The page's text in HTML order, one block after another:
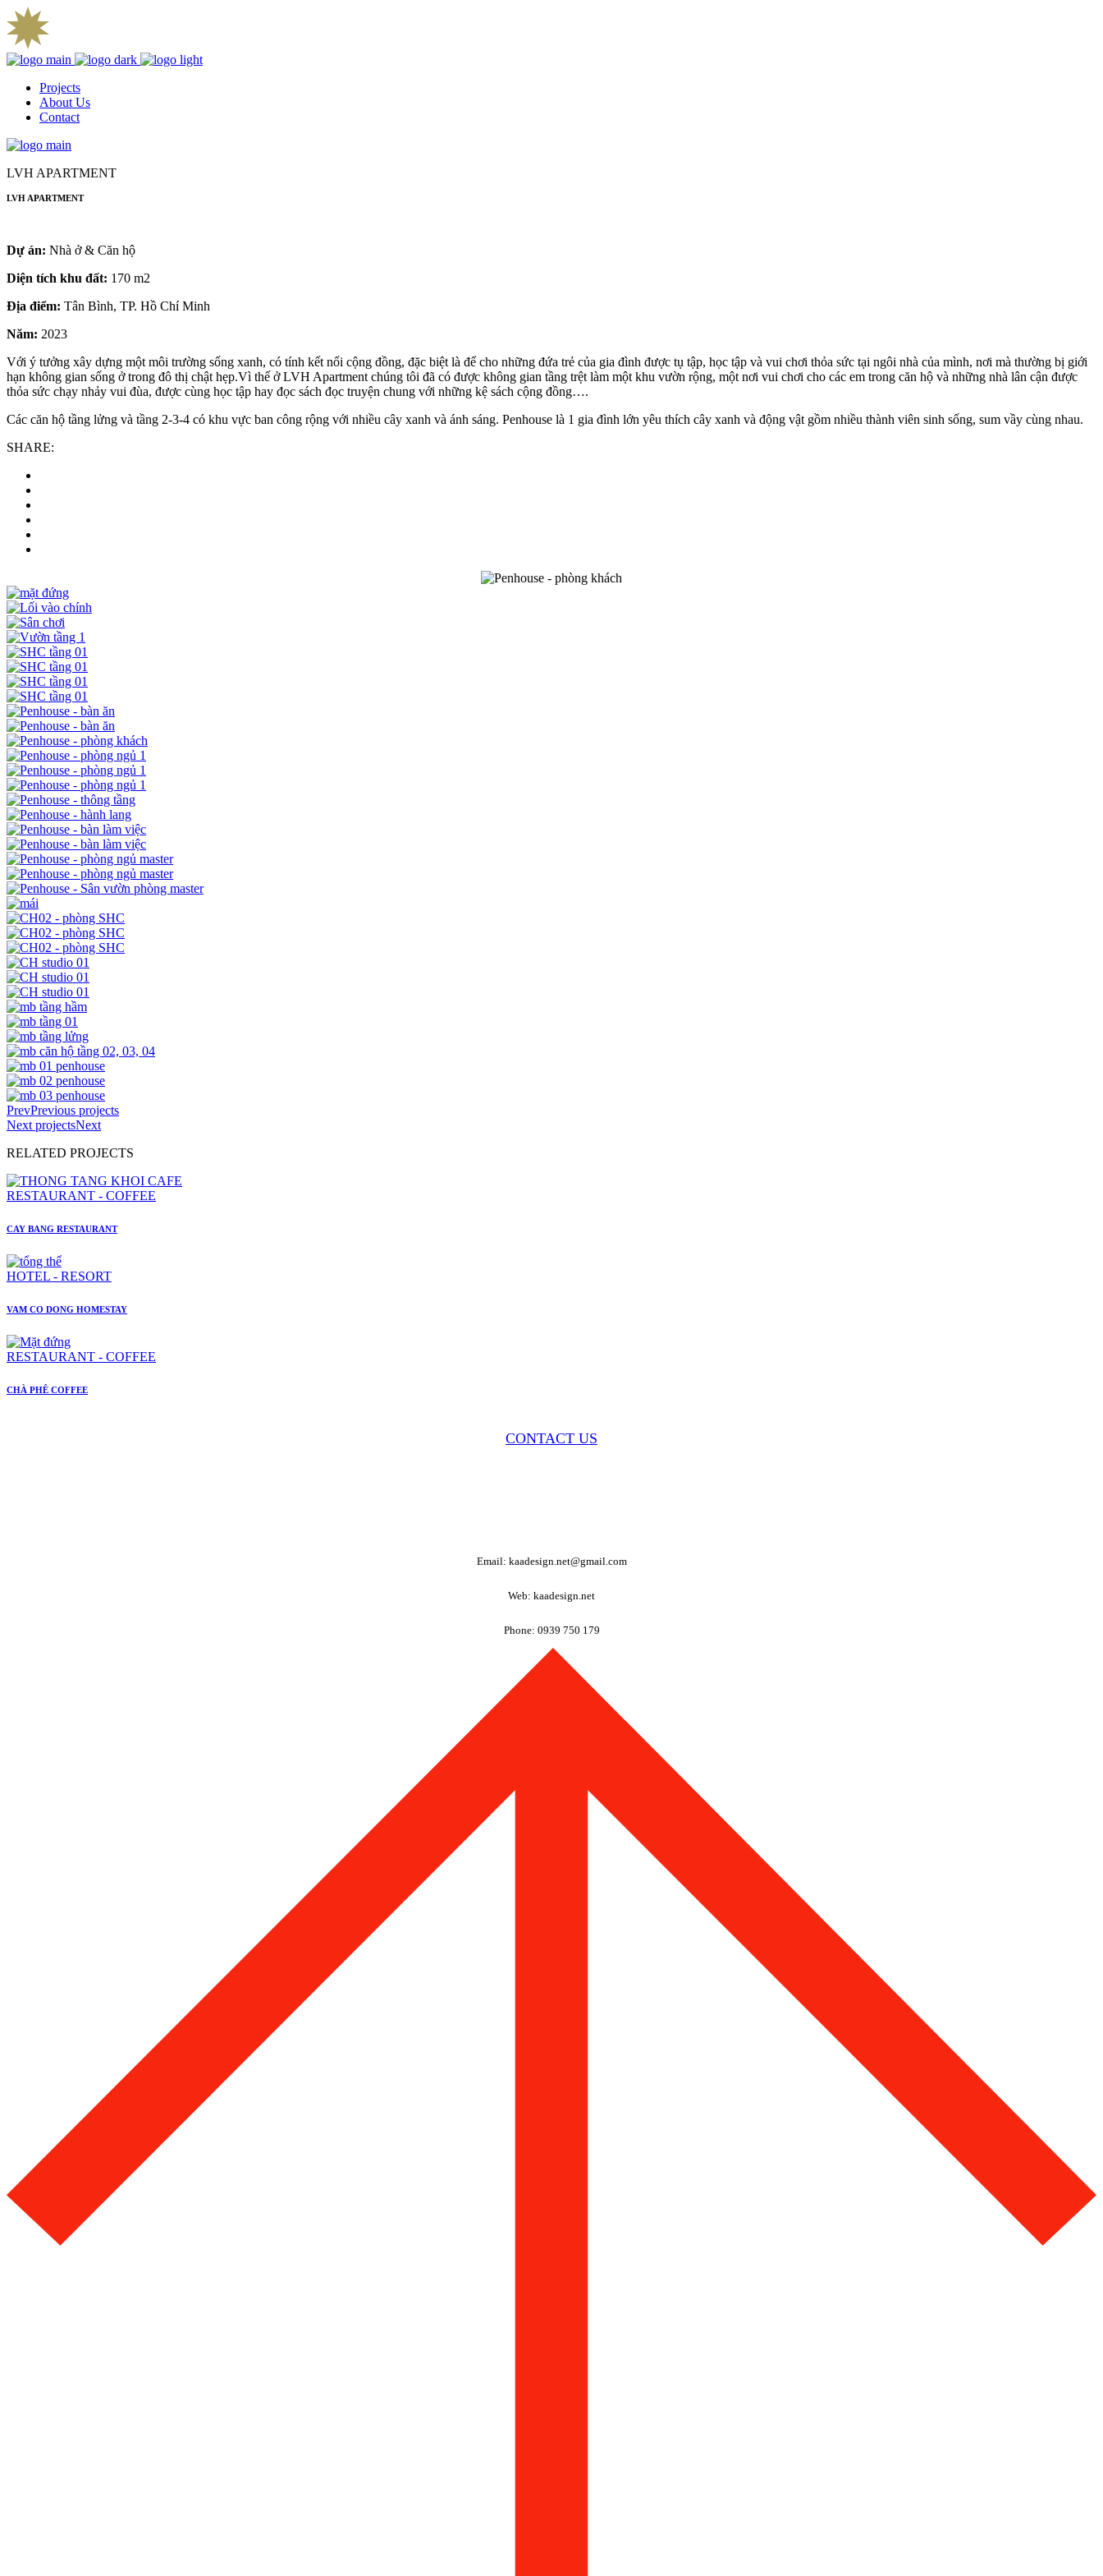
Projects
About Us
Contact
LVH APARTMENT
LVH APARTMENT
Dự án: Nhà ở & Căn hộ
Diện tích khu đất: 170 m2
Địa điểm: Tân Bình, TP. Hồ Chí Minh
Năm: 2023
Với ý tưởng xây dựng một môi trường sống xanh, có tính kết nối cộng đồng, đặc biệt là để cho những đứa trẻ của gia đình được tụ tập, học tập và vui chơi thỏa sức tại ngôi nhà của mình, nơi mà thường bị giới
hạn không gian sống ở trong đô thị chật hẹp.Vì thế ở LVH Apartment chúng tôi đã có được không gian tầng trệt làm một khu vườn rộng, một nơi vui chơi cho các em trong căn hộ và những nhà lân cận được
thỏa sức chạy nhảy vui đùa, được cùng học tập hay đọc sách đọc truyện chung với những kệ sách cộng đồng….
Các căn hộ tầng lửng và tầng 2-3-4 có khu vực ban công rộng với nhiều cây xanh và ánh sáng. Penhouse là 1 gia đình lớn yêu thích cây xanh và động vật gồm nhiều thành viên sinh sống, sum vầy cùng nhau.
SHARE:
PrevPrevious projects
Next projectsNext
RELATED PROJECTS
RESTAURANT - COFFEE
CAY BANG RESTAURANT
HOTEL - RESORT
VAM CO DONG HOMESTAY
RESTAURANT - COFFEE
CHÀ PHÊ COFFEE
CONTACT US
Email: kaadesign.net@gmail.com
Web: kaadesign.net
Phone: 0939 750 179